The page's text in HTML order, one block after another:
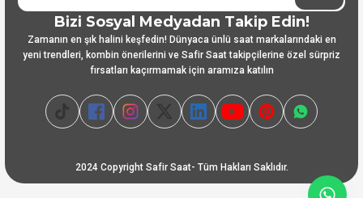
Bizi Sosyal Medyadan Takip Edin!
Zamanın en şık halini keşfedin! Dünyaca ünlü saat markalarındaki en
yeni trendleri, kombin önerilerini ve Safir Saat takipçilerine özel sürpriz
fırsatları kaçırmamak için aramıza katılın
2024 Copyright Safir Saat- Tüm Hakları Saklıdır.